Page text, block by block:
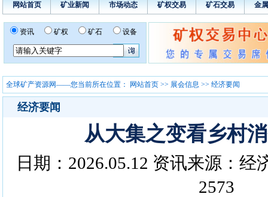
网站首页 矿业新闻 市场动态 矿权交易 矿石交易 金
资讯 矿权 矿石 设备
全球矿产资源网——您当前所在位置： 网站首页 >> 展会信息 >> 经济要闻
经济要闻
从大集之变看乡村
日期：2026.05.12 资讯来源：经
2573